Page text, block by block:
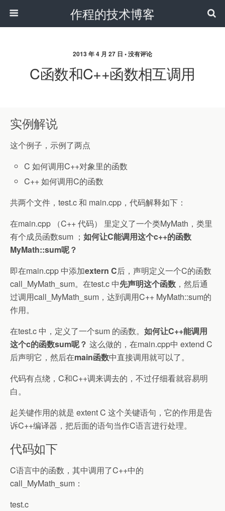
作程的技术博客
2013 年 4 月 27 日 • 没有评论
C函数和C++函数相互调用
实例解说
这个例子，示例了两点
C 如何调用C++对象里的函数
C++ 如何调用C的函数
共两个文件，test.c 和 main.cpp，代码解释如下：
在main.cpp （C++ 代码） 里定义了一个类MyMath，类里
有个成员函数sum ； 如何让C能调用这个c++的函数
MyMath::sum呢？
即在main.cpp 中添加extern C后，声明定义一个C的函数
call_MyMath_sum。在test.c 中先声明这个函数 ，然后通
过调用call_MyMath_sum，达到调用C++ MyMath::sum的
作用。
在test.c 中，定义了一个sum 的函数。 如何让C++能调用
这个c的函数sum呢？ 这么做的，在main.cpp中 extend C
后声明它，然后在main函数中直接调用就可以了。
代码有点绕，C和C++调来调去的，不过仔细看就容易明
白。
起关键作用的就是 extent C 这个关键语句，它的作用是告
诉C++编译器，把后面的语句当作C语言进行处理。
代码如下
C语言中的函数，其中调用了C++中的
call_MyMath_sum：
test.c